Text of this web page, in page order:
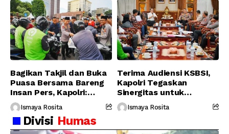
Program Pemerintah
Bagikan Takjil dan Buka
Puasa Bersama Bareng
Insan Pers, Kapolri:
Suara Media Suara
Publik
Ismaya Rosita
Terima Audiensi KSBSI,
Kapolri Tegaskan
Sinergitas untuk
Perjuangkan Hak Buruh
Ismaya Rosita
Divisi Humas